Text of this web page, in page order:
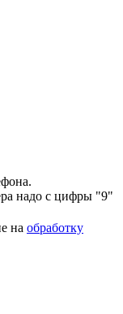
надо с цифры "9"
на обработку